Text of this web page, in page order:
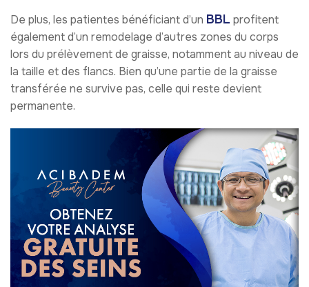
De plus, les patientes bénéficiant d’un BBL profitent
également d’un remodelage d’autres zones du corps
lors du prélèvement de graisse, notamment au niveau de
la taille et des flancs. Bien qu’une partie de la graisse
transférée ne survive pas, celle qui reste devient
permanente.